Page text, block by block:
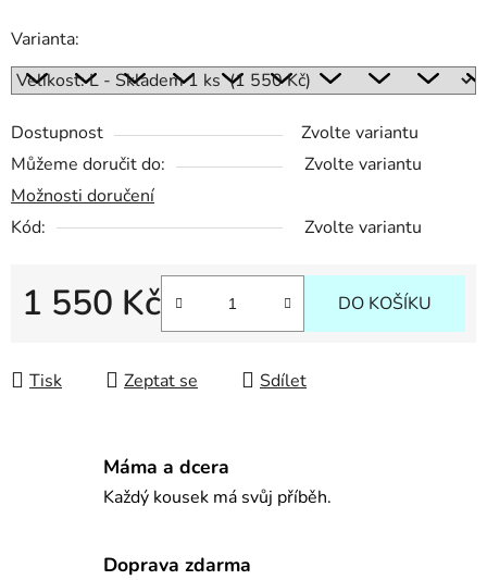
Varianta:
Dostupnost
Zvolte variantu
Můžeme doručit do:
Zvolte variantu
Možnosti doručení
Kód:
Zvolte variantu
1 550 Kč DO KOŠÍKU
Tisk Zeptat se Sdílet
Máma a dcera
Každý kousek má svůj příběh.
Doprava zdarma